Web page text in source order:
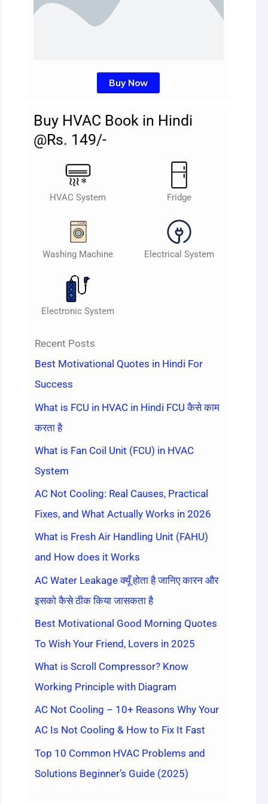
Buy Now
Buy HVAC Book in Hindi
@Rs. 149/-
HVAC System Fridge
Washing Machine Electrical System
Electronic System
Recent Posts
Best Motivational Quotes in Hindi For
Success
What is FCU in HVAC in Hindi FCU कैसे काम
करता है
What is Fan Coil Unit (FCU) in HVAC
System
AC Not Cooling: Real Causes, Practical
Fixes, and What Actually Works in 2026
What is Fresh Air Handling Unit (FAHU)
and How does it Works
AC Water Leakage क्यूँ होता है जानिए कारन और
इसको कैसे ठीक किया जासकता है
Best Motivational Good Morning Quotes
To Wish Your Friend, Lovers in 2025
What is Scroll Compressor? Know
Working Principle with Diagram
AC Not Cooling – 10+ Reasons Why Your
AC Is Not Cooling & How to Fix It Fast
Top 10 Common HVAC Problems and
Solutions Beginner’s Guide (2025)